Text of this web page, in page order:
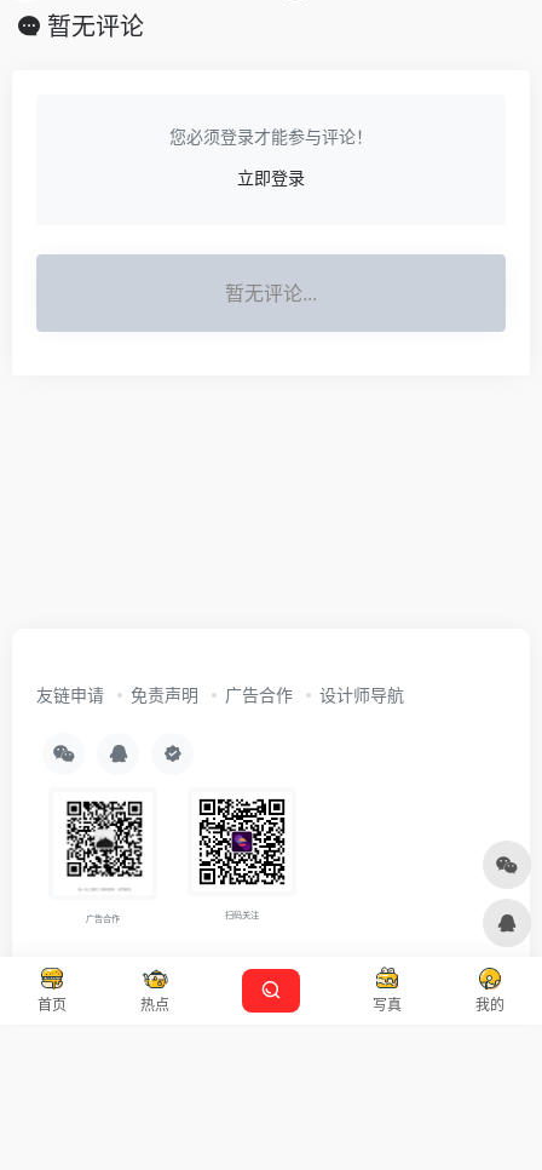
暂无评论
您必须登录才能参与评论！
立即登录
暂无评论...
首页 热点 写真 我的
友链申请 免责声明 广告合作 设计师导航
广告合作 扫码关注
Copyright © 2026沪ICP备2021007899号-5 Designed by 设计资源